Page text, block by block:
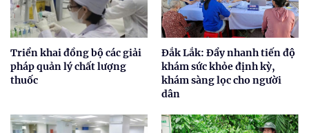
Triển khai đồng bộ các giải
pháp quản lý chất lượng
thuốc
Đắk Lắk: Đẩy nhanh tiến độ
khám sức khỏe định kỳ,
khám sàng lọc cho người
dân